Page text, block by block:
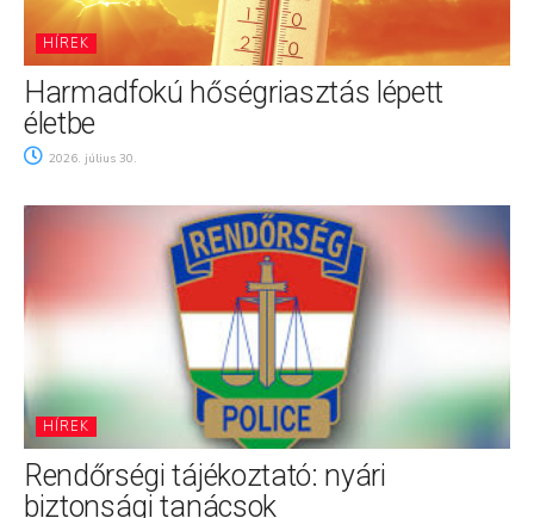
HÍREK
Harmadfokú hőségriasztás lépett
életbe
2026. július 30.
HÍREK
Rendőrségi tájékoztató: nyári
biztonsági tanácsok